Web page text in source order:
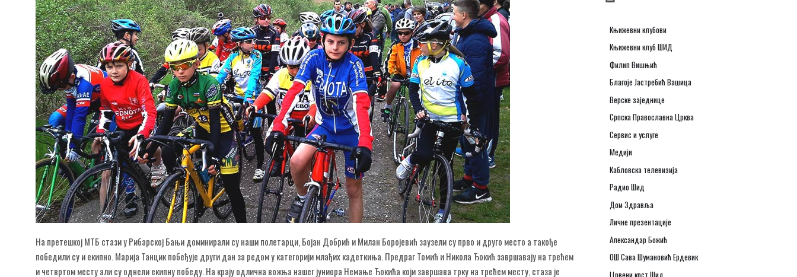
На претешкој МТБ стази у Рибарској Бањи доминирали су наши полетарци, Бојан Добрић и Милан Боројевић заузели су прво и друго место а такође
победили су и екипно. Марија Танцик побеђује други дан за редом у категорији млађих кадеткиња. Предраг Томић и Никола Ђокић завршавају на трећем
и четвртом месту али су однели екипну победу. На крају одлична вожња нашег јуниора Немање Ђокића који завршава трку на трећем месту, стаза је
Књижевни клубови
Књижевни клуб ШИД
Филип Вишњић
Благоје Јастребић Вашица
Верске заједнице
Српска Православна Црква
Сервис и услуге
Медији
Кабловска телевизија
Радио Шид
Дом Здравља
Личне презентације
Александар Божић
ОШ Сава Шумановић Ердевик
Црвени крст Шид